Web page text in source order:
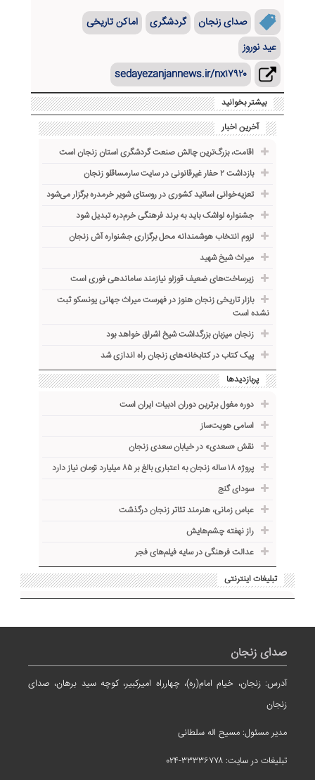
صدای زنجان گردشگری
اماکن تاریخی
عید نوروز
sedayezanjannews.ir/nx۱۷۹۲۰
بیشتر بخوانید
آخرین اخبار
اقامت، بزرگ‌ترین چالش صنعت گردشگری استان زنجان است
بازداشت ۲ حفار غیرقانونی در سایت سارمساقلو زنجان
تعزیه‌خوانی اساتید کشوری در روستای شویر خرمدره برگزار می‌شود
جشنواره لواشک باید به برند فرهنگی خرم‌دره تبدیل شود
لزوم انتخاب هوشمندانه محل برگزاری جشنواره آش زنجان
میراث شیخ شهید
زیرساخت‌های ضعیف قوزلو نیازمند ساماندهی فوری است
بازار تاریخی زنجان هنوز در فهرست میراث جهانی یونسکو ثبت
نشده است
زنجان میزبان بزرگداشت شیخ اشراق خواهد بود
پیک کتاب در کتابخانه‌های زنجان راه اندازی شد
پربازدیدها
دوره مغول برترین دوران ادبیات ایران است
اسامی هویت‌ساز
نقش «سعدی» در خیابان سعدی زنجان
پروژه ۱۸ ساله زنجان به اعتباری بالغ بر ۸۵ میلیارد تومان نیاز دارد
سودای گنج
عباس زمانی، هنرمند تئاتر زنجان درگذشت
راز نهفته چشم‌هایش
عدالت فرهنگی در سایه فیلم‌های فجر
تبلیغات اینترنتی
صدای زنجان
آدرس: زنجان، خیام امام(ره)، چهارراه امیرکبیر، کوچه سید برهان، صدای
زنجان
مدیر مسئول: مسیح اله سلطانی
تبلیغات در سایت: ۳۳۳۳۶۷۷۸-۰۲۴